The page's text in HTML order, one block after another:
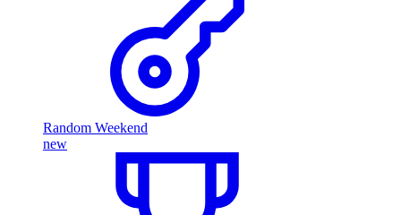
Random Weekend
new